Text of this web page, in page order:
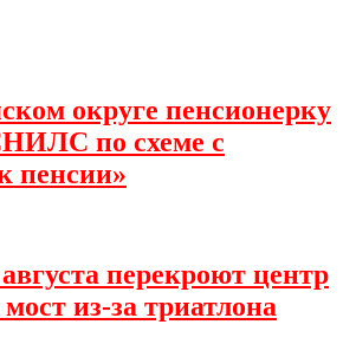
округе пенсионерку
по схеме с
пенсии»
перекроют центр
из-за триатлона